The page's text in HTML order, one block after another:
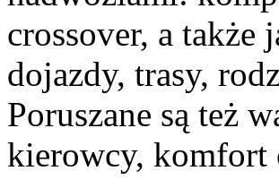
crossover, a także
dojazdy, trasy,
Poruszane są też
kierowcy, komfort